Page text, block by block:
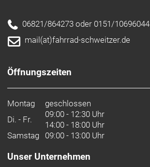
06821/864273 oder 0151/10696044
mail(at)fahrrad-schweitzer.de
Öffnungszeiten
Montag
geschlossen
Di. - Fr.
09:00 - 12:30 Uhr
14:00 - 18:00 Uhr
Samstag 09:00 - 13:00 Uhr
Unser Unternehmen